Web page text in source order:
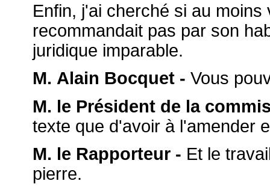
Enfin, j'ai cherché si au
recommandait pas par son
juridique imparable.
M. Alain Bocquet - Vous
M. le Président de la
texte que d'avoir à l'amender
M. le Rapporteur - Et le
pierre.